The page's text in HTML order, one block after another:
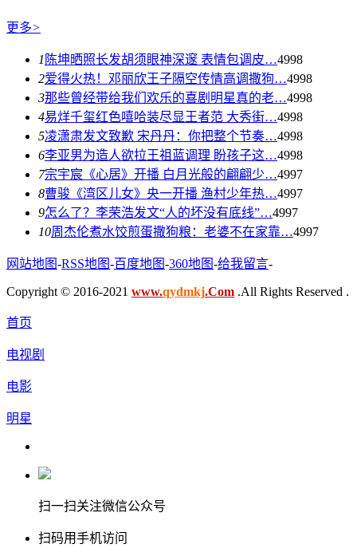
更多>
1 陈坤晒照长发胡须眼神深邃 表情包调皮…4998
2爱得火热！邓丽欣王子隔空传情高调撒狗…4998
3那些曾经带给我们欢乐的喜剧明星真的老…4998
4易烊千玺红色嘻哈装尽显王者范 大秀街…4998
5凌潇肃发文致歉 宋丹丹：你把整个节奏…4998
6李亚男为造人欲拉王祖蓝调理 盼孩子这…4998
7宗宇宸《心居》开播 白月光般的翩翩少…4997
8曹骏《湾区儿女》央一开播 渔村少年热…4997
9怎么了？李荣浩发文“人的坏没有底线”…4997
10周杰伦煮水饺煎蛋撒狗粮：老婆不在家靠…4997
网站地图-RSS地图-百度地图-360地图-给我留言-
Copyright © 2016-2021 www.qydmkj.Com .All Rights Reserved .
首页
电视剧
电影
明星
扫一扫关注微信公众号
扫码用手机访问